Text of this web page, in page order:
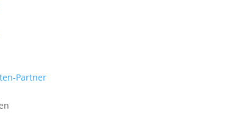
Partner